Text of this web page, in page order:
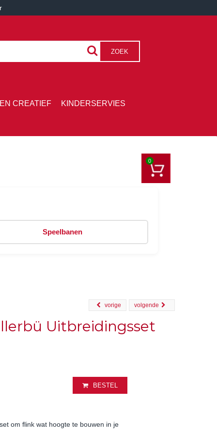
ZOEK
CREATIEF KINDERSERVIES
0
Speelbanen
volgende
vorige
Uitbreidingsset
BESTEL
om flink wat hoogte te bouwen in je